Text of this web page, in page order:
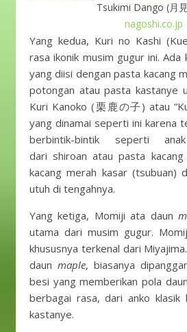
Tsukimi Dango (月
nagoshi.co.jp
Yang kedua, Kuri no Kashi
rasa ikonik musim gugur ini.
yang diisi dengan pasta kacang
potongan atau pasta kastanye
Kuri Kanoko (栗鹿の子) atau
yang dinamai seperti ini karena
berbintik-bintik seperti
dari shiroan atau pasta
kacang merah kasar (tsubuan)
utuh di tengahnya.
Yang ketiga, Momiji ata daun
utama dari musim gugur.
khususnya terkenal dari
daun maple, biasanya
besi yang memberikan pola
berbagai rasa, dari anko klasik
kastanye.